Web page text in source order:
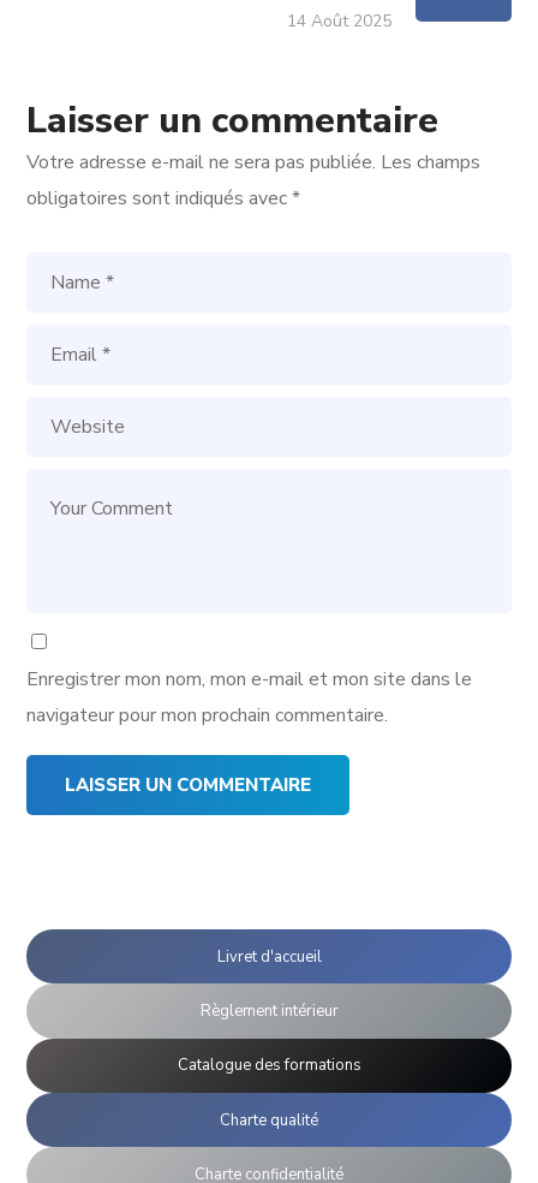
14 Août 2025
Laisser un commentaire
Votre adresse e-mail ne sera pas publiée. Les champs
obligatoires sont indiqués avec*
Enregistrer mon nom, mon e-mail et mon site dans le
navigateur pour mon prochain commentaire.
Livret d'accueil
Règlement intérieur
Catalogue des formations
Charte qualité
Charte confidentialité